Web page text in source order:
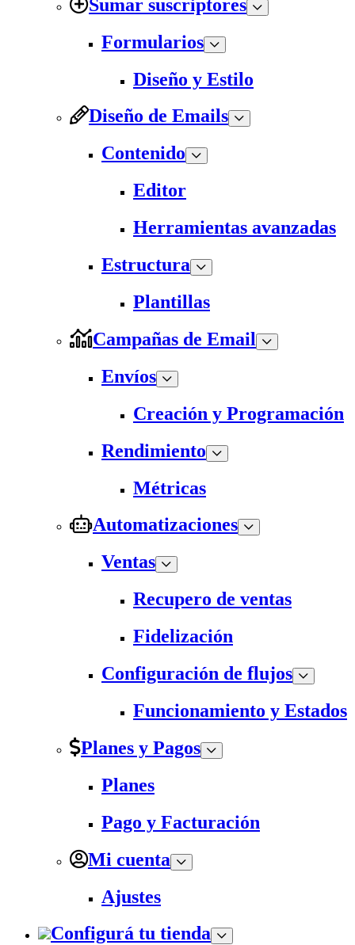
Sumar suscriptores
Formularios
Diseño y Estilo
Diseño de Emails
Contenido
Editor
Herramientas avanzadas
Estructura
Plantillas
Campañas de Email
Envíos
Creación y Programación
Rendimiento
Métricas
Automatizaciones
Ventas
Recupero de ventas
Fidelización
Configuración de flujos
Funcionamiento y Estados
Planes y Pagos
Planes
Pago y Facturación
Mi cuenta
Ajustes
Configurá tu tienda